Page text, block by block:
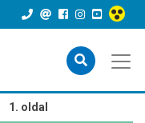
1. oldal